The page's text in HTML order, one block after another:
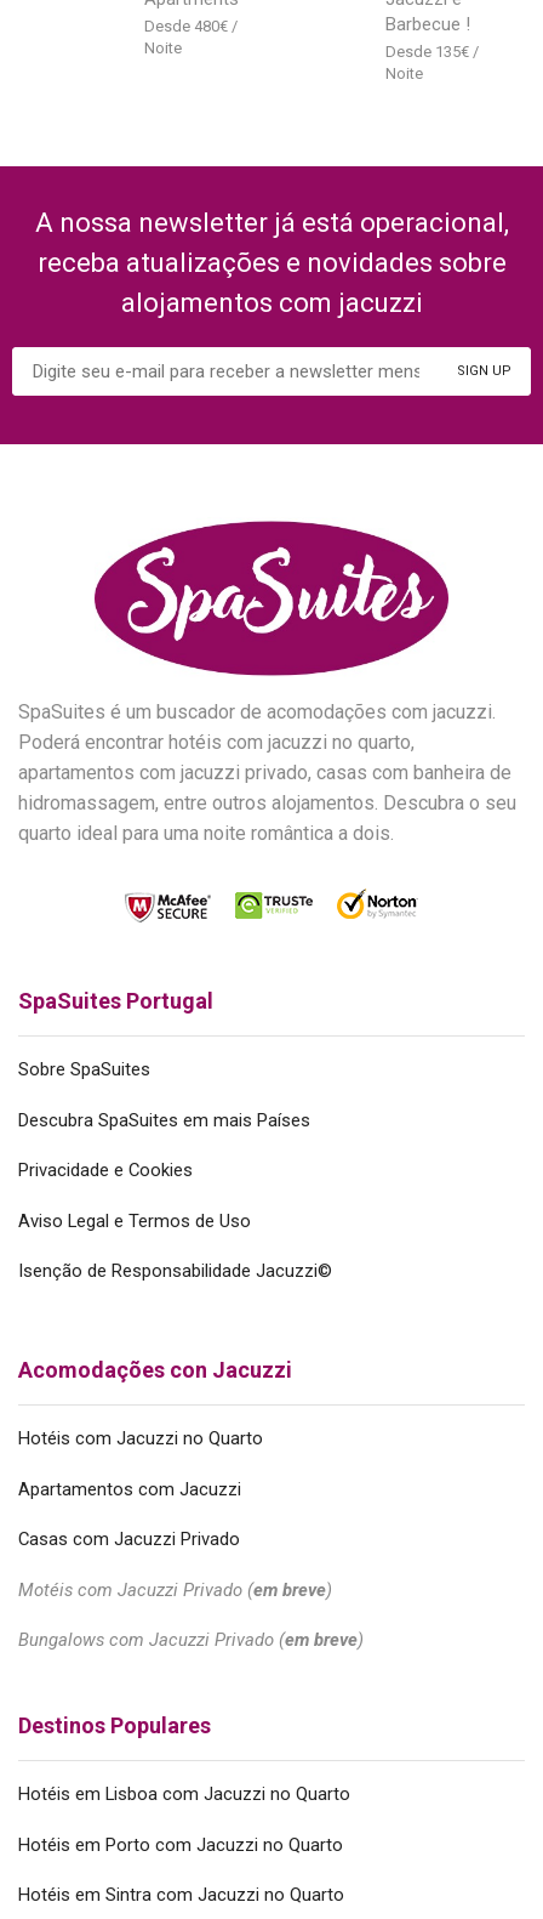
480€
Barbecue !
135€
A nossa newsletter já está operacional,
receba atualizações e novidades sobre
alojamentos com jacuzzi
SpaSuites é um buscador de acomodações com jacuzzi.
Poderá encontrar hotéis com jacuzzi no quarto,
apartamentos com jacuzzi privado, casas com banheira de
hidromassagem, entre outros alojamentos. Descubra o seu
quarto ideal para uma noite romântica a dois.
SpaSuites Portugal
Sobre SpaSuites
Descubra SpaSuites em mais Países
Privacidade e Cookies
Aviso Legal e Termos de Uso
Isenção de Responsabilidade Jacuzzi©
Acomodações con Jacuzzi
Hotéis com Jacuzzi no Quarto
Apartamentos com Jacuzzi
Casas com Jacuzzi Privado
Motéis com Jacuzzi Privado (em breve)
Bungalows com Jacuzzi Privado (em breve)
Destinos Populares
Hotéis em Lisboa com Jacuzzi no Quarto
Hotéis em Porto com Jacuzzi no Quarto
Hotéis em Sintra com Jacuzzi no Quarto